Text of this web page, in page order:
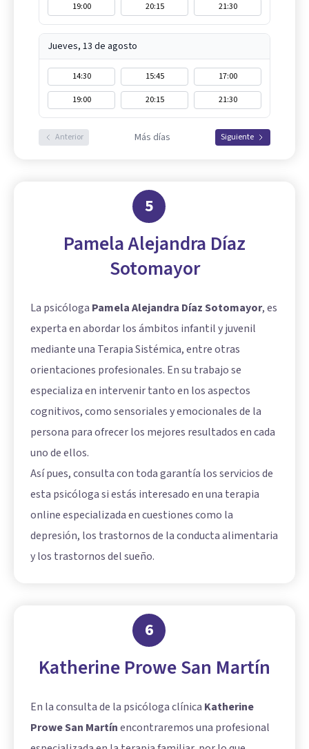
19:00
20:15 21:30
Jueves, 13 de agosto
14:30 15:45
17:00
19:00
20:15 21:30
Anterior Más días Siguiente
5
Pamela Alejandra Díaz
Sotomayor
La psicóloga Pamela Alejandra Díaz Sotomayor, es
experta en abordar los ámbitos infantil y juvenil
mediante una Terapia Sistémica, entre otras
orientaciones profesionales. En su trabajo se
especializa en intervenir tanto en los aspectos
cognitivos, como sensoriales y emocionales de la
persona para ofrecer los mejores resultados en cada
uno de ellos.
Así pues, consulta con toda garantía los servicios de
esta psicóloga si estás interesado en una terapia
online especializada en cuestiones como la
depresión, los trastornos de la conducta alimentaria
y los trastornos del sueño.
6
Katherine Prowe San Martín
En la consulta de la psicóloga clínica Katherine
Prowe San Martínencontraremos una profesional